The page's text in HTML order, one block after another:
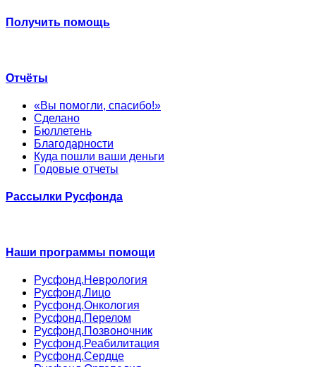
Получить помощь
Отчёты
«Вы помогли, спасибо!»
Сделано
Бюллетень
Благодарности
Куда пошли ваши деньги
Годовые отчеты
Рассылки Русфонда
Наши программы помощи
Русфонд.Неврология
Русфонд.Лицо
Русфонд.Онкология
Русфонд.Перелом
Русфонд.Позвоночник
Русфонд.Реабилитация
Русфонд.Сердце